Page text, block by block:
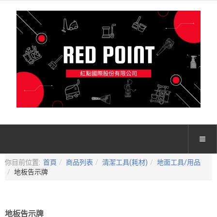
你目前位置: 首頁 商品列表 清潔工具(耗材)
地面工具/用品
地板告示牌
地板告示牌